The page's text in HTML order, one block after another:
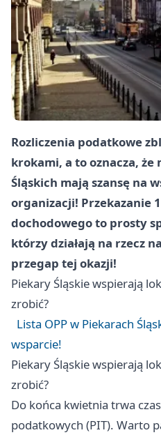
Rozliczenia podatkowe
krokami, a to oznacza, że
Śląskich mają szansę na
organizacji! Przekazanie
dochodowego to prosty
którzy działają na rzecz
przegap tej okazji!
Piekary Śląskiewspierają
zrobić?
Lista OPP w Piekarach
wsparcie!
Piekary Śląskiewspierają
zrobić?
Do końca kwietnia trwa
podatkowych (PIT). Warto